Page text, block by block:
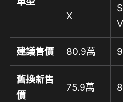
X
建議售價 80.9萬
舊換新售
價
75.9萬